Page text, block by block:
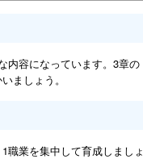
内容になっています。3章の
ましょう。
職業を集中して育成しましょ